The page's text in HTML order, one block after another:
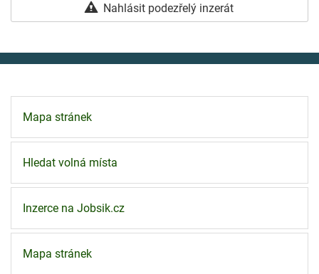
Nahlásit podezřelý inzerát
Mapa stránek
Hledat volná místa
Inzerce na Jobsik.cz
Mapa stránek